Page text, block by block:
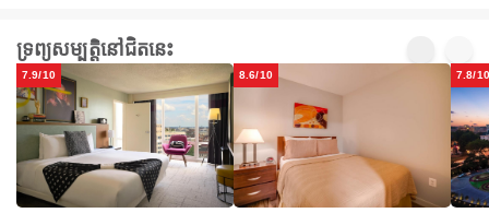
ទ្រព្យសម្បត្តិនៅជិតនេះ
7.9/10 8.6/10 7.8/10